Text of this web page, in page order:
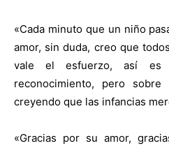
«Cada minuto que un niño
amor, sin duda, creo que
vale el esfuerzo, así es
reconocimiento, pero
creyendo que las infancias
«Gracias por su amor,